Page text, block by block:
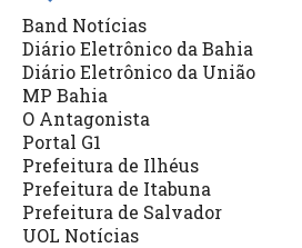
Band Notícias
Diário Eletrônico da Bahia
Diário Eletrônico da União
MP Bahia
O Antagonista
Portal G1
Prefeitura de Ilhéus
Prefeitura de Itabuna
Prefeitura de Salvador
UOL Notícias